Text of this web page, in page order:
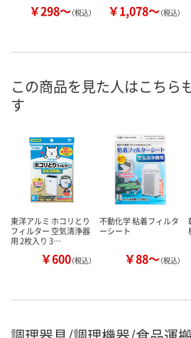
￥298～（税込） ￥1,078～（税込）
この商品を見た人はこちら
す
東洋アルミ ホコリとり
フィルター 空気清浄器
用 2枚入り 3…
￥600（税込）
不動化学 粘着フィルタ
ーシート
￥88～（税込）